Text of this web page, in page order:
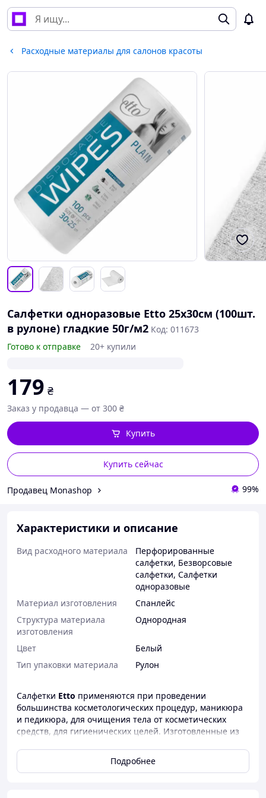
Расходные материалы для салонов красоты
Салфетки одноразовые Etto 25х30см (100шт.
в рулоне) гладкие 50г/м2 Код: 011673
Готово к отправке
20+ купили
179 ₴
Заказ у продавца — от 300 ₴
Купить сейчас
Купить
Продавец Monashop 99%
Характеристики и описание
Вид расходного материала
Перфорированные
салфетки, Безворсовые
салфетки, Салфетки
одноразовые
Материал изготовления
Спанлейс
Структура материала
изготовления
Однородная
Цвет
Белый
Тип упаковки материала
Рулон
Салфетки Etto применяются при проведении
большинства косметологических процедур, маникюра
и педикюра, для очищения тела от косметических
средств, для гигиенических целей. Изготовленные из
компонентов, они обладают высокой
влагопоглощающей способностью, легко драпируются,
Подробнее